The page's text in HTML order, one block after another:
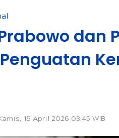
dan
16 April 2026 03:45 WIB